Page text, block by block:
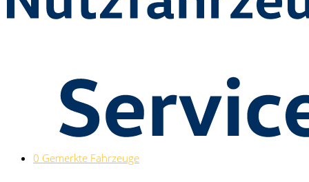
0 Gemerkte Fahrzeuge